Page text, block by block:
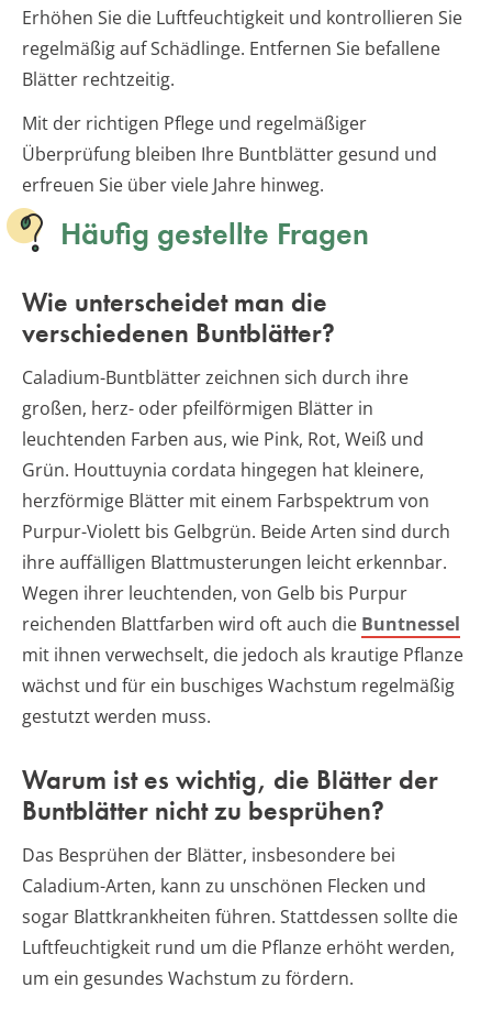
Erhöhen Sie die Luftfeuchtigkeit und kontrollieren Sie
regelmäßig auf Schädlinge. Entfernen Sie befallene
Blätter rechtzeitig.
Mit der richtigen Pflege und regelmäßiger
Überprüfung bleiben Ihre Buntblätter gesund und
erfreuen Sie über viele Jahre hinweg.
Häufig gestellte Fragen
Wie unterscheidet man die
verschiedenen Buntblätter?
Caladium-Buntblätter zeichnen sich durch ihre
großen, herz- oder pfeilförmigen Blätter in
leuchtenden Farben aus, wie Pink, Rot, Weiß und
Grün. Houttuynia cordata hingegen hat kleinere,
herzförmige Blätter mit einem Farbspektrum von
Purpur-Violett bis Gelbgrün. Beide Arten sind durch
ihre auffälligen Blattmusterungen leicht erkennbar.
Wegen ihrer leuchtenden, von Gelb bis Purpur
reichenden Blattfarben wird oft auch die Buntnessel
mit ihnen verwechselt, die jedoch als krautige Pflanze
wächst und für ein buschiges Wachstum regelmäßig
gestutzt werden muss.
Warum ist es wichtig, die Blätter der
Buntblätter nicht zu besprühen?
Das Besprühen der Blätter, insbesondere bei
Caladium-Arten, kann zu unschönen Flecken und
sogar Blattkrankheiten führen. Stattdessen sollte die
Luftfeuchtigkeit rund um die Pflanze erhöht werden,
um ein gesundes Wachstum zu fördern.